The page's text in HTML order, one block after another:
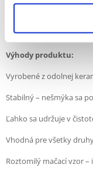
Vďaka svojej hmotnosti
neporiadku. Hladký
miska zostala dokonale
Výhody produktu:
Vyrobené z odolnej
Stabilný – nešmýka sa
Ľahko sa udržuje v
Vhodná pre všetky
Roztomilý mačací vzor